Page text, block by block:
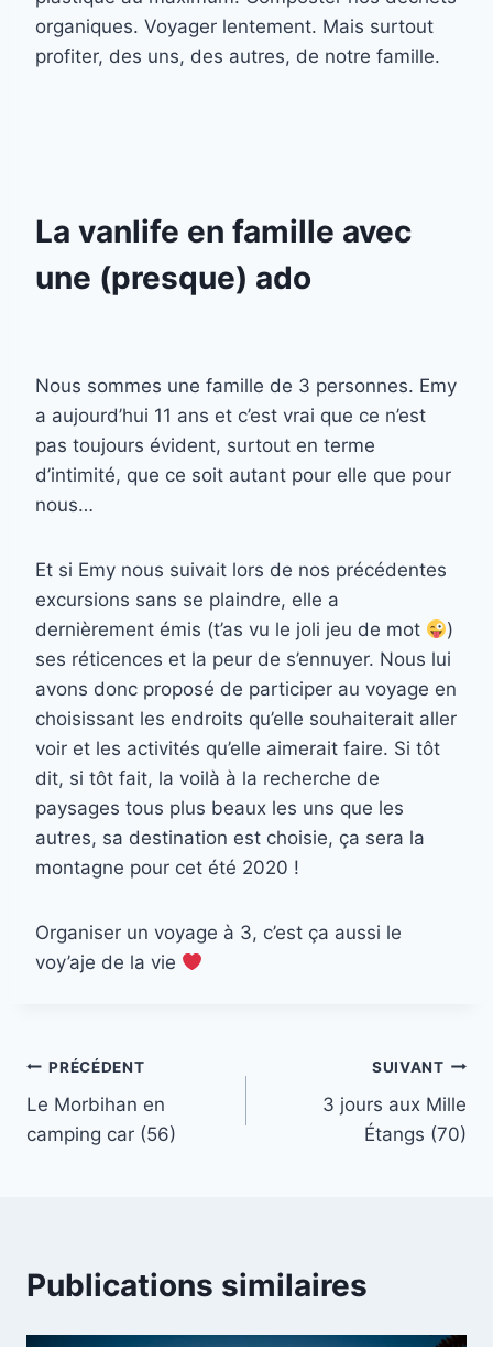
organiques. Voyager lentement. Mais surtout
profiter, des uns, des autres, de notre famille.
La vanlife en famille avec
une (presque) ado
Nous sommes une famille de 3 personnes. Emy
a aujourd’hui 11 ans et c’est vrai que ce n’est
pas toujours évident, surtout en terme
d’intimité, que ce soit autant pour elle que pour
nous…
Et si Emy nous suivait lors de nos précédentes
excursions sans se plaindre, elle a
dernièrement émis (t’as vu le joli jeu de mot
)
ses réticences et la peur de s’ennuyer. Nous lui
avons donc proposé de participer au voyage en
choisissant les endroits qu’elle souhaiterait aller
voir et les activités qu’elle aimerait faire. Si tôt
dit, si tôt fait, la voilà à la recherche de
paysages tous plus beaux les uns que les
autres, sa destination est choisie, ça sera la
montagne pour cet été 2020 !
Organiser un voyage à 3, c’est ça aussi le
voy’aje de la vie
Navigation
de
PRÉCÉDENT
Le Morbihan en
camping car (56)
SUIVANT
3 jours aux Mille
Étangs (70)
Publications similaires